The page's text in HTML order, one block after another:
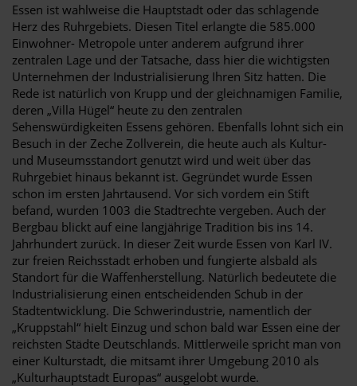
Essen ist wahlweise die Hauptstadt oder das schlagende
Herz des Ruhrgebiets. Diesen Titel erlangte die 585.000
Einwohner- Metropole unter anderem aufgrund ihrer
zentralen Lage und der Tatsache, dass hier die wichtigsten
Unternehmen der Industrialisierung Ihren Sitz hatten. Die
Rede ist natürlich von Krupp und der gleichnamigen Familie,
deren „Villa Hügel“ heute zu den zentralen
Sehenswürdigkeiten Essens gehören. Ebenfalls lohnt sich ein
Besuch in der Zeche Zollverein, die heute auch als Kultur-
und Museumsstandort genutzt wird und weit über das
Ruhrgebiet hinaus bekannt ist. Gegründet wurde Essen
schon im ersten Jahrtausend. Vor sich vordem ein Stift
befand, wurden 1003 die Stadtrechte vergeben. Auch der
Bergbau blickt auf eine langjährige Tradition bis ins 14.
Jahrhundert zurück. In dieser Zeit wurde Essen von Karl IV.
zur freien Reichsstadt erhoben und fungierte alsbald als
Standort für die Waffenherstellung. Natürlich bedeutete die
Industrialisierung einen entscheidenden Schub in der
Stadtentwicklung. Die Schwerindustrie, namentlich der
„Kruppstahl“ hielt Einzug und schon bald war Essen eine der
reichsten Städte Deutschlands. Mittlerweile spricht man von
einer Kulturstadt, die mitsamt ihrer Umgebung 2010 als
„Kulturhauptstadt Europas“ ausgelobt wurde.